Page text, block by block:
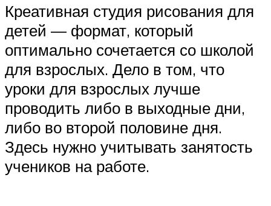
Креативная студия рисования для
детей — формат, который
оптимально сочетается со школой
для взрослых. Дело в том, что
уроки для взрослых лучше
проводить либо в выходные дни,
либо во второй половине дня.
Здесь нужно учитывать занятость
учеников на работе.